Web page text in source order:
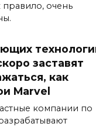
правило, очень
заставят
как
Marvel
компании по